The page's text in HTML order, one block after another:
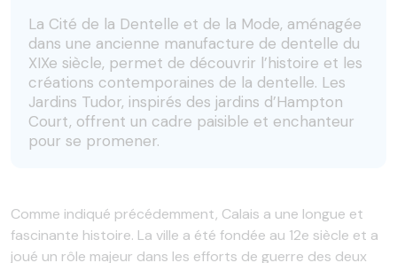
La Cité de la Dentelle et de la Mode, aménagée
dans une ancienne manufacture de dentelle du
XIXe siècle, permet de découvrir l’histoire et les
créations contemporaines de la dentelle. Les
Jardins Tudor, inspirés des jardins d’Hampton
Court, offrent un cadre paisible et enchanteur
pour se promener.
Comme indiqué précédemment, Calais a une longue et
fascinante histoire. La ville a été fondée au 12e siècle et a
joué un rôle majeur dans les efforts de guerre des deux